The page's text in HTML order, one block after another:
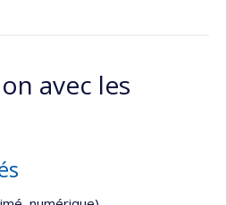
avec les